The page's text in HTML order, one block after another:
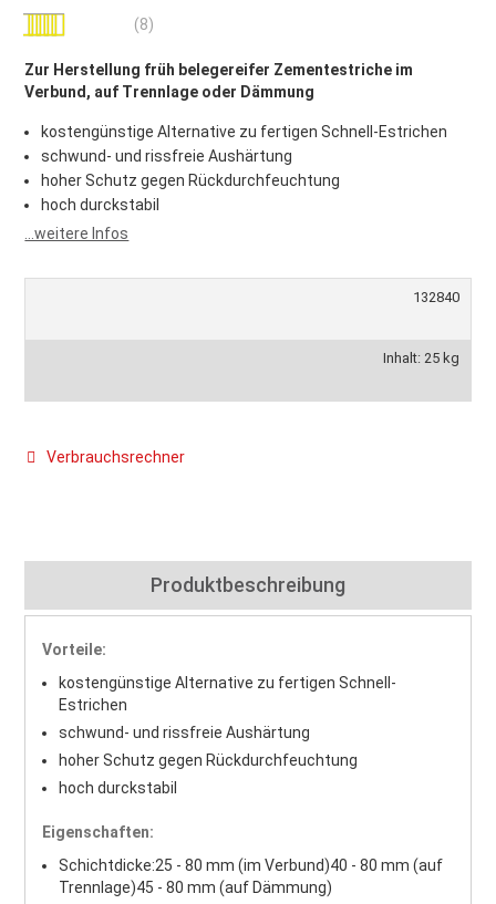
Bewertung: (8)
Zur Herstellung früh belegereifer Zementestriche im
Verbund, auf Trennlage oder Dämmung
kostengünstige Alternative zu fertigen Schnell-Estrichen
schwund- und rissfreie Aushärtung
hoher Schutz gegen Rückdurchfeuchtung
hoch durckstabil
...weitere Infos
132840
Inhalt: 25 kg
Verbrauchsrechner
Produktbeschreibung
Vorteile:
kostengünstige Alternative zu fertigen Schnell-
Estrichen
schwund- und rissfreie Aushärtung
hoher Schutz gegen Rückdurchfeuchtung
hoch durckstabil
Eigenschaften:
Schichtdicke:25 - 80 mm (im Verbund)40 - 80 mm (auf
Trennlage)45 - 80 mm (auf Dämmung)